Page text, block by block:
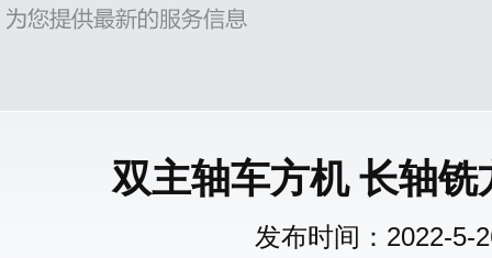
双主轴车方机 长轴
发布时间：2022-5-